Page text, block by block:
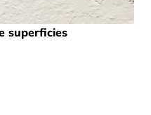
superficies